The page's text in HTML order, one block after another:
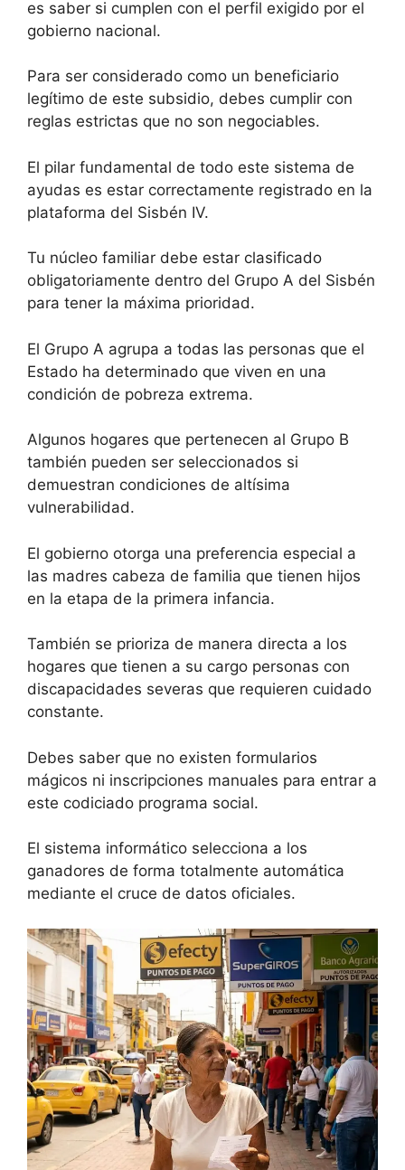
es saber si cumplen con el perfil exigido por el
gobierno nacional.
Para ser considerado como un beneficiario
legítimo de este subsidio, debes cumplir con
reglas estrictas que no son negociables.
El pilar fundamental de todo este sistema de
ayudas es estar correctamente registrado en la
plataforma del Sisbén IV.
Tu núcleo familiar debe estar clasificado
obligatoriamente dentro del Grupo A del Sisbén
para tener la máxima prioridad.
El Grupo A agrupa a todas las personas que el
Estado ha determinado que viven en una
condición de pobreza extrema.
Algunos hogares que pertenecen al Grupo B
también pueden ser seleccionados si
demuestran condiciones de altísima
vulnerabilidad.
El gobierno otorga una preferencia especial a
las madres cabeza de familia que tienen hijos
en la etapa de la primera infancia.
También se prioriza de manera directa a los
hogares que tienen a su cargo personas con
discapacidades severas que requieren cuidado
constante.
Debes saber que no existen formularios
mágicos ni inscripciones manuales para entrar a
este codiciado programa social.
El sistema informático selecciona a los
ganadores de forma totalmente automática
mediante el cruce de datos oficiales.